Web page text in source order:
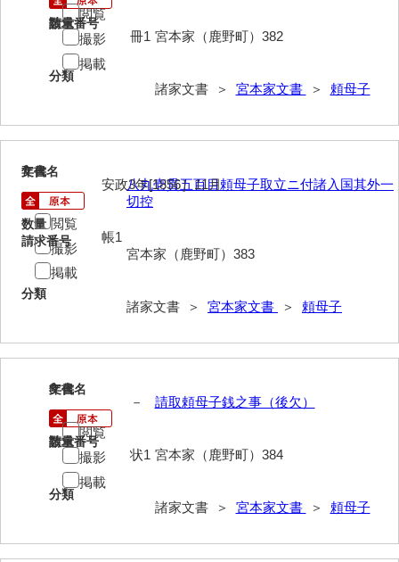
内海家文書
宇野家文書
江浪家文書
惠本家文書
相木家文書
大中家文書
大中家文書（神奈川県）
大野毛利家文書
大村益次郎文書
大本氏収集文書
請求番号
宮本家（鹿野町）382
分類
諸家文書 ＞ 宮本家文書 ＞ 頼母子
数量
冊1
閲覧
撮影
掲載
7
文書名
八丸壱貫五百目頼母子取立ニ付諸入国其外一
切控
請求番号
宮本家（鹿野町）383
分類
諸家文書 ＞ 宮本家文書 ＞ 頼母子
年代
安政3年[1856］11月
数量
帳1
閲覧
撮影
掲載
8
文書名
請取頼母子銭之事（後欠）
請求番号
宮本家（鹿野町）384
分類
諸家文書 ＞ 宮本家文書 ＞ 頼母子
年代
－
数量
状1
閲覧
撮影
掲載